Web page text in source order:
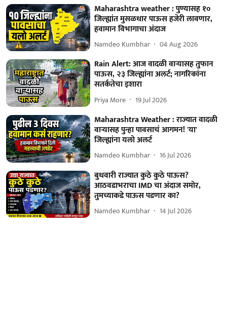
Maharashtra weather : पुण्यासह १०
जिल्ह्यांत मुसळधार पाऊस हजेरी लावणार,
हवामान विभागाचा अंदाज
Namdeo Kumbhar 04 Aug 2026
Rain Alert: आज वादळी वाऱ्यासह तुफान
पाऊस, २३ जिल्ह्यांना अलर्ट; नागरिकांना
सतर्कतेचा इशारा
Priya More 19 Jul 2026
Maharashtra Weather : राज्यात वादळी
वाऱ्यासह पुन्हा पावसाचं आगमन! 'या'
जिल्ह्यांना यलो अलर्ट
Namdeo Kumbhar 16 Jul 2026
बुधवारी राज्यात कुठे कुठे पाऊस?
आठवडाभराचा IMD चा अंदाज समोर,
तुमच्याकडे पाऊस पडणार का?
Namdeo Kumbhar 14 Jul 2026